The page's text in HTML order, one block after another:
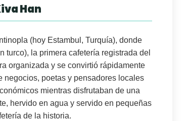
Han
(hoy Estambul, Turquía), donde
turco), la primera cafetería registrada del
organizada y se convirtió rápidamente
negocios, poetas y pensadores locales
mientras disfrutaban de una
hervido en agua y servido en pequeñas
de la historia.